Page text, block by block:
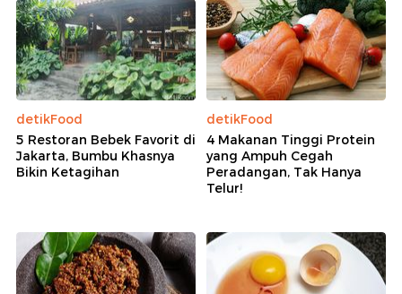
detikFood
5 Restoran Bebek Favorit di
Jakarta, Bumbu Khasnya
Bikin Ketagihan
detikFood
4 Makanan Tinggi Protein
yang Ampuh Cegah
Peradangan, Tak Hanya
Telur!